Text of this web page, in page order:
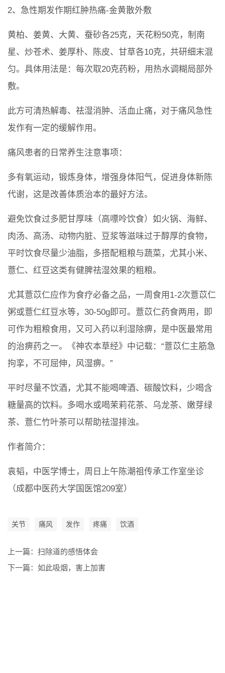
2、急性期发作期红肿热痛-金黄散外敷
黄柏、姜黄、大黄、蚕砂各25克，天花粉50克，制南
星、炒苍术、姜厚朴、陈皮、甘草各10克，共研细末混
匀。具体用法是：每次取20克药粉，用热水调糊局部外
敷。
此方可清热解毒、祛湿消肿、活血止痛，对于痛风急性
发作有一定的缓解作用。
痛风患者的日常养生注意事项：
多有氧运动，锻炼身体，增强身体阳气，促进身体新陈
代谢，这是改善体质治本的最好方法。
避免饮食过多肥甘厚味（高嘌呤饮食）如火锅、海鲜、
肉汤、高汤、动物内脏、豆浆等滋味过于醇厚的食物，
平时饮食尽量少油脂，多搭配粗粮与蔬菜，尤其小米、
薏仁、红豆这类有健脾祛湿效果的粗粮。
尤其薏苡仁应作为食疗必备之品，一周食用1-2次薏苡仁
粥或薏仁红豆水等，30-50g即可。薏苡仁药食两用，即
可作为粗粮食用，又可入药以利湿除痹，是中医最常用
的治痹药之一。《神农本草经》中记载：“薏苡仁主筋急
拘挛，不可屈伸，风湿痹。”
平时尽量不饮酒，尤其不能喝啤酒、碳酸饮料，少喝含
糖量高的饮料。多喝水或喝茉莉花茶、乌龙茶、嫩芽绿
茶、薏仁竹叶茶可以帮助祛湿排浊。
作者简介：
袁韬，中医学博士，周日上午陈潮祖传承工作室坐诊
（成都中医药大学国医馆209室）
关节 痛风 发作 疼痛 饮酒
上一篇： 扫除道的感悟体会
下一篇： 如此吸烟，害上加害